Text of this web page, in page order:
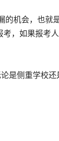
的机会，也就
，如果报考人
是侧重学校